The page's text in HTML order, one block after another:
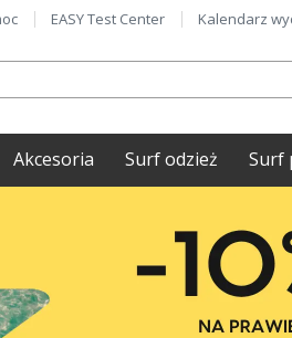
EASY Test Center Kalendarz
Akcesoria Surf odzież Surf